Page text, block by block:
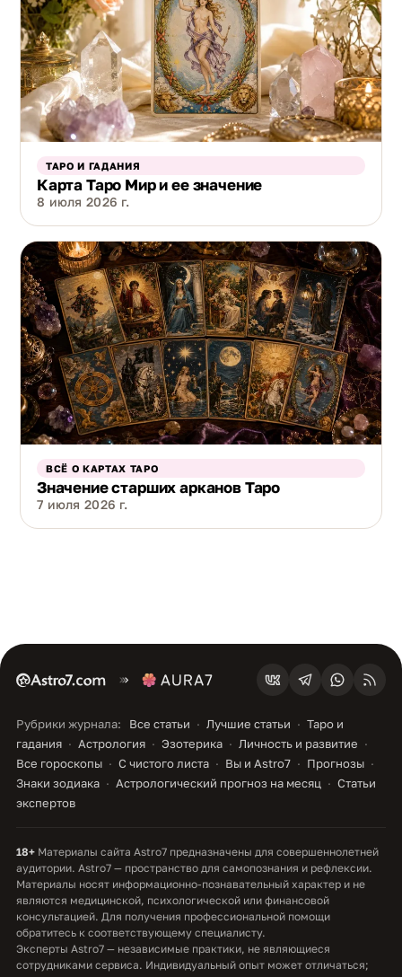
ТАРО И ГАДАНИЯ
Карта Таро Мир и ее значение
8 июля 2026 г.
ВСЁ О КАРТАХ ТАРО
Значение старших арканов Таро
7 июля 2026 г.
Рубрики журнала: Все статьи Лучшие статьи
Таро и
гадания
Астрология Эзотерика
Личность и развитие
Все гороскопы
С чистого листа Вы и Astro7
Прогнозы
Знаки зодиака
Астрологический прогноз на месяц
Статьи
экспертов
18+ Материалы сайта Astro7 предназначены для совершеннолетней
аудитории. Astro7 — пространство для самопознания и рефлексии.
Материалы носят информационно-познавательный характер и не
являются медицинской, психологической или финансовой
консультацией. Для получения профессиональной помощи
обратитесь к соответствующему специалисту.
Эксперты Astro7 — независимые практики, не являющиеся
сотрудниками сервиса. Индивидуальный опыт может отличаться;